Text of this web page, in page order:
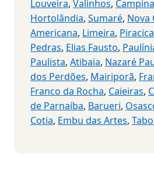
Louveira, Valinhos,
Hortolândia, Sumaré, Nova
Americana, Limeira,
Pedras, Elias Fausto,
Paulista, Atibaia, Nazaré
dos Perdões, Mairiporã,
Franco da Rocha, Caieiras,
de Parnaíba, Barueri,
Cotia, Embu das Artes,